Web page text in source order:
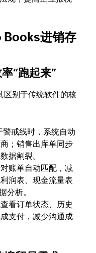
Books进销存
“跑起来”
区别于传统软件的核
警戒线时，系统自动
；销售出库单同步
据割裂。
账单自动匹配，减
润表、现金流量表
分析。
看订单状态、历史
支付，减少沟通成